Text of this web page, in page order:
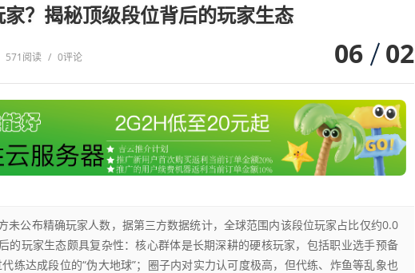
？揭秘顶级段位背后的玩家生态
571阅读 / 0评论 06 02
未公布精确玩家人数，据第三方数据统计，全球范围内该段位玩家占比仅约0.0
的玩家生态颇具复杂性：核心群体是长期深耕的硬核玩家，包括职业选手预备
练达成段位的“伪大地球”；圈子内对实力认可度极高，但代练、炸鱼等乱象也